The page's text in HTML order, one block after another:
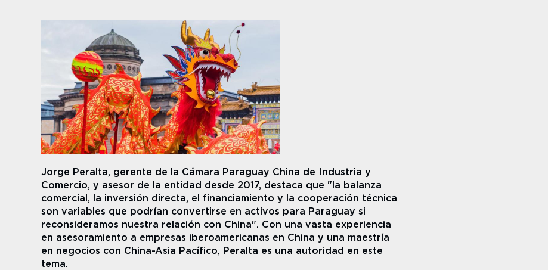
Jorge Peralta, gerente de la Cámara Paraguay China de Industria y
Comercio, y asesor de la entidad desde 2017, destaca que "la balanza
comercial, la inversión directa, el financiamiento y la cooperación técnica
son variables que podrían convertirse en activos para Paraguay si
reconsideramos nuestra relación con China". Con una vasta experiencia
en asesoramiento a empresas iberoamericanas en China y una maestría
en negocios con China-Asia Pacífico, Peralta es una autoridad en este
tema.